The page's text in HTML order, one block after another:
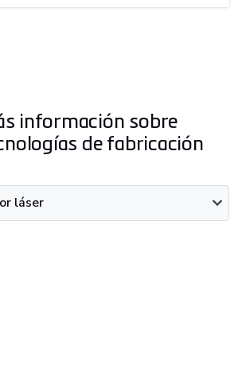
información sobre
de fabricación
láser